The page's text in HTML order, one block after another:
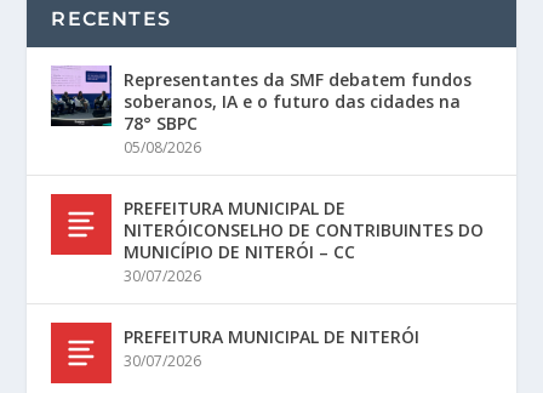
RECENTES
Representantes da SMF debatem fundos
soberanos, IA e o futuro das cidades na
78° SBPC
05/08/2026
PREFEITURA MUNICIPAL DE
NITERÓICONSELHO DE CONTRIBUINTES DO
MUNICÍPIO DE NITERÓI – CC
30/07/2026
PREFEITURA MUNICIPAL DE NITERÓI
30/07/2026